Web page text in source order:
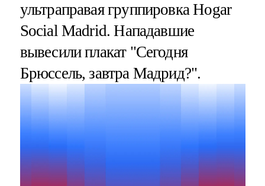
ультраправая группировка Hogar
Social Madrid. Нападавшие
вывесили плакат "Сегодня
Брюссель, завтра Мадрид?".